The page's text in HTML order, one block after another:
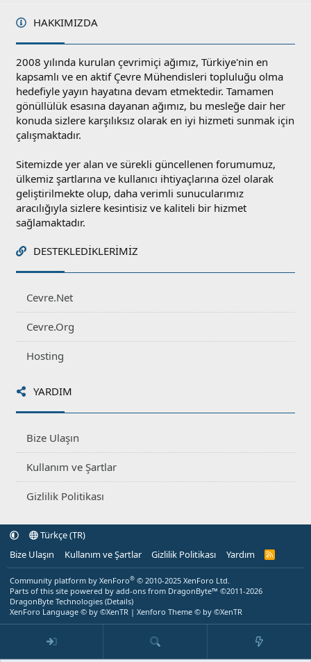
HAKKIMIZDA
2008 yılında kurulan çevrimiçi ağımız, Türkiye'nin en
kapsamlı ve en aktif Çevre Mühendisleri topluluğu olma
hedefiyle yayın hayatına devam etmektedir. Tamamen
gönüllülük esasına dayanan ağımız, bu mesleğe dair her
konuda sizlere karşılıksız olarak en iyi hizmeti sunmak için
çalışmaktadır.
Sitemizde yer alan ve sürekli güncellenen forumumuz,
ülkemiz şartlarına ve kullanıcı ihtiyaçlarına özel olarak
geliştirilmekte olup, daha verimli sunucularımız
aracılığıyla sizlere kesintisiz ve kaliteli bir hizmet
sağlamaktadır.
DESTEKLEDIKLERIMIZ
Cevre.Net
Cevre.Org
Hosting
YARDIM
Bize Ulaşın
Kullanım ve Şartlar
Gizlilik Politikası
Türkçe (TR)
Bize Ulaşın
Kullanım ve Şartlar Gizlilik Politikası Yardım
R
Community platform by XenForo® © 2010-2025 XenForo Ltd.
Parts of this site powered by add-ons from DragonByte™ ©2011-2026
DragonByte Technologies (Details)
XenForo Language © by ©XenTR | Xenforo Theme © by ©XenTR